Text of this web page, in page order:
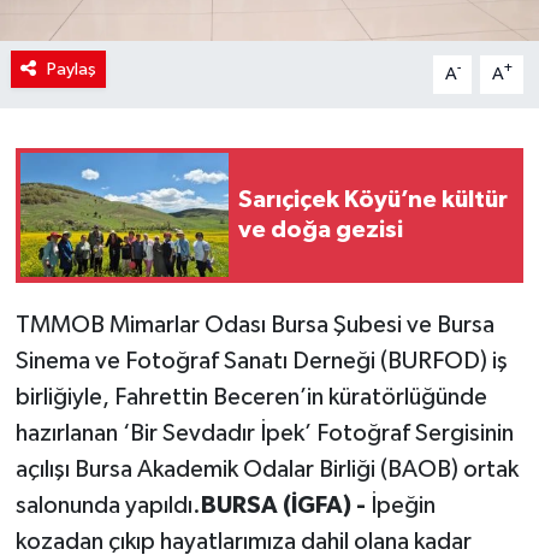
Paylaş A- A+
Sarıçiçek Köyü’ne kültür
ve doğa gezisi
TMMOB Mimarlar Odası Bursa Şubesi ve Bursa
Sinema ve Fotoğraf Sanatı Derneği (BURFOD) iş
birliğiyle, Fahrettin Beceren’in küratörlüğünde
hazırlanan ‘Bir Sevdadır İpek’ Fotoğraf Sergisinin
açılışı Bursa Akademik Odalar Birliği (BAOB) ortak
salonunda yapıldı. BURSA (İGFA) - İpeğin
kozadan çıkıp hayatlarımıza dahil olana kadar